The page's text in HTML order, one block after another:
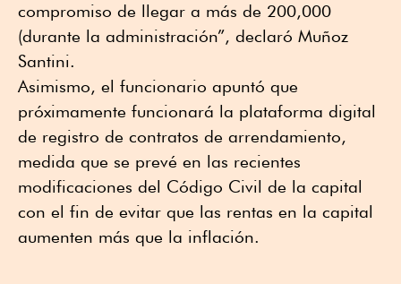
compromiso de llegar a más de 200,000
(durante la administración”, declaró Muñoz
Santini.
Asimismo, el funcionario apuntó que
próximamente funcionará la plataforma digital
de registro de contratos de arrendamiento,
medida que se prevé en las recientes
modificaciones del Código Civil de la capital
con el fin de evitar que las rentas en la capital
aumenten más que la inflación.